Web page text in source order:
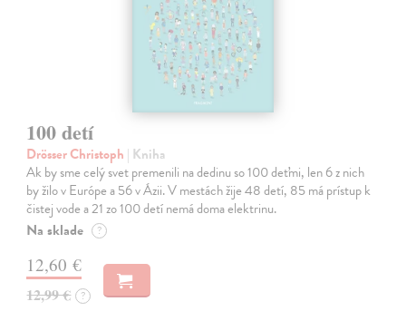
100 detí
Drösser Christoph | Kniha
Ak by sme celý svet premenili na dedinu so 100 deťmi, len 6 z nich
by žilo v Európe a 56 v Ázii. V mestách žije 48 detí, 85 má prístup k
čistej vode a 21 zo 100 detí nemá doma elektrinu.
Na sklade ?
12,60 €
12,99 € ?